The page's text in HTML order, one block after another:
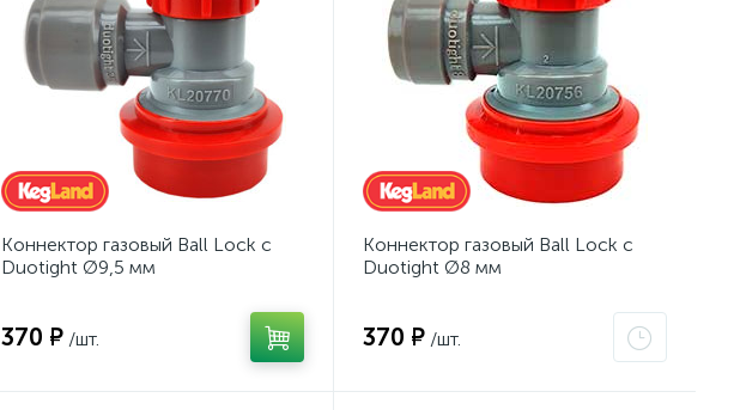
Коннектор газовый Ball Lock с
Duotight Ø9,5 мм
370 ₽ /шт.
Коннектор газовый Ball Lock с
Duotight Ø8 мм
370 ₽ /шт.